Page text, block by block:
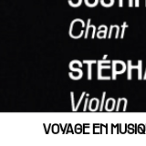
VOYAGE EN